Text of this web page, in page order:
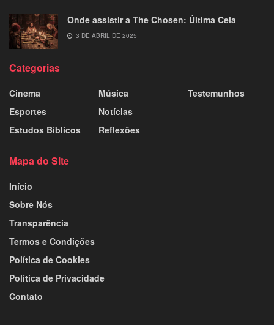
Onde assistir a The Chosen: Última Ceia
3 DE ABRIL DE 2025
Categorias
Cinema
Esportes
Estudos Bíblicos
Música
Notícias
Reflexões
Testemunhos
Mapa do Site
Início
Sobre Nós
Transparência
Termos e Condições
Política de Cookies
Política de Privacidade
Contato